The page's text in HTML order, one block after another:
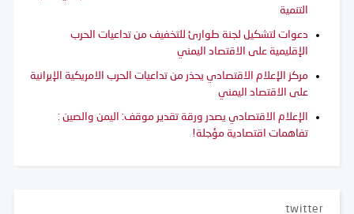
التنمية
دعوات لتشكيل لجنة طوارئ للتخفيف من تداعيات الحرب
الإقليمية على الاقتصاد اليمني
مركز الإعلام الاقتصادي يحذر من تداعيات الحرب الامريكية الإيرانية
على الاقتصاد اليمني
الإعلام الاقتصادي يصدر ورقة تقدير موقف: اليمن والصين :
تفاهمات اقتصادية مؤجلة!
twitter